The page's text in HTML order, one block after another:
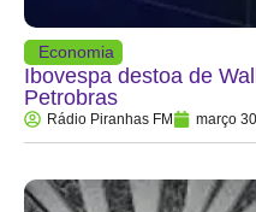
Economia
Ibovespa destoa de
Petrobras
Rádio Piranhas FM março